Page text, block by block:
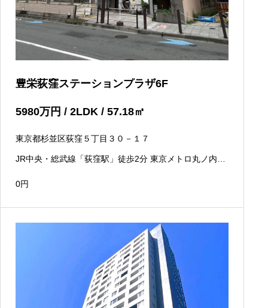
豊栄荻窪ステーションプラザ6F
5980万円 / 2LDK / 57.18㎡
東京都杉並区荻窪５丁目３０－１７
JR中央・総武線「荻窪駅」徒歩2分 東京メトロ丸ノ内線
0円